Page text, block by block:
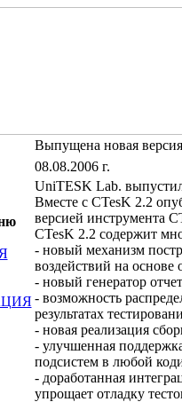
Выпущена новая
08.08.2006 г.
UniTESK Lab.
Вместе с CTesK 2.2
версией инструмента
CTesK 2.2 содержит
- новый механизм
воздействий на
- новый генератор
- возможность
результатах
- новая реализация
- улучшенная
подсистем в любой
- доработанная
упрощает отладку